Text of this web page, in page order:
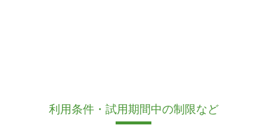
利用条件・試用期間中の制限など